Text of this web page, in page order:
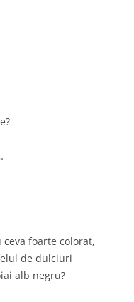
ceva foarte colorat,
de dulciuri
alb negru?